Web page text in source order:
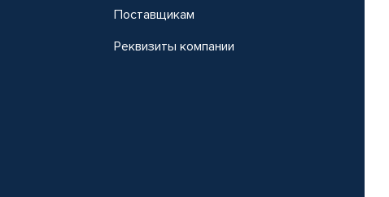
Поставщикам
Реквизиты компании